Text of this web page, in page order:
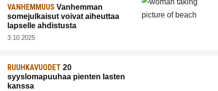
VANHEMMUUS Vanhemman
somejulkaisut voivat aiheuttaa
lapselle ahdistusta
3.10.2025
RUUHKAVUODET 20
syyslomapuuhaa pienten lasten
kanssa